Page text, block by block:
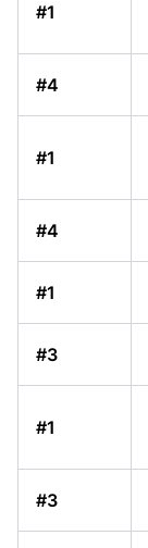
#1
#4
#1
#4
#1
#3
#1
#3